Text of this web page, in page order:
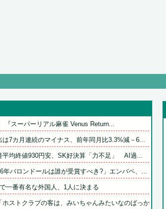
『スーパーリアル麻雀 Venus Return...
は7カ月連続のマイナス、前年同月比3.3%減－6...
平均終値930円安、SK好決算「力不足」　AI過...
年バロンドールは誰が受賞すべき?」エンバペ、...
で一番有名な外国人、1人に決まる
ストクラブの客は、みいちゃんみたいなのばっか」